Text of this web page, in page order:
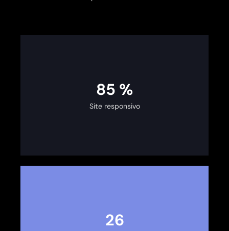
100 %
Site responsivo
30